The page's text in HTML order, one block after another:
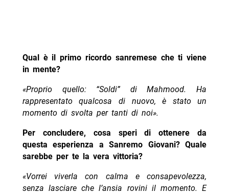
Qual è il primo ricordo sanremese che ti viene
in mente?
«Proprio quello: “Soldi” di Mahmood. Ha
rappresentato qualcosa di nuovo, è stato un
momento di svolta per tanti di noi».
Per concludere, cosa speri di ottenere da
questa esperienza a Sanremo Giovani? Quale
sarebbe per te la vera vittoria?
«Vorrei viverla con calma e consapevolezza,
senza lasciare che l’ansia rovini il momento. E